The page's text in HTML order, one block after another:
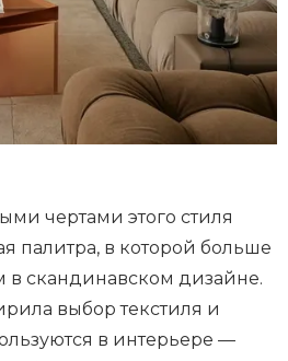
чертами этого стиля
палитра, в которой больше
в скандинавском дизайне.
выбор текстиля и
в интерьере —